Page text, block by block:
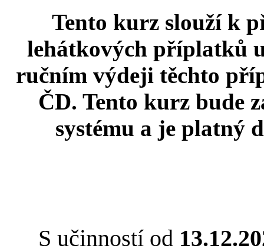
Tento kurz slouží k
lehátkových příplatků
ručním výdeji těchto
ČD. Tento kurz bude
systému a je platný
S učinností od